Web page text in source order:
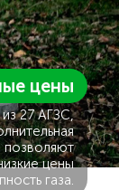
цены
27 АГЗС,
позволяют
цены
газа.